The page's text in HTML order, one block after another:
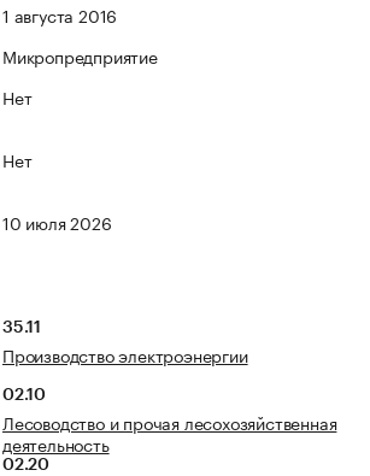
1 августа 2016
Микропредприятие
Нет
Нет
10 июля 2026
35.11
Производство электроэнергии
02.10
Лесоводство и прочая лесохозяйственная
деятельность
02.20